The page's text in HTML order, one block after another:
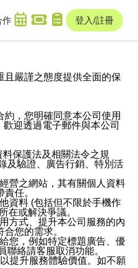
作 登入/註冊
且嚴謹之態度提供全面的保
，您明確同意本公司使用
迎透過電子郵件與本公司
保護法及相關法令之規
及驗證、廣告行銷、特別活
營之網站，其有關個人資料
任。
資料 (包括但不限於手機作
在或解決爭議。
方式、提升本公司服務的內
您的需求。
您，例如特定標題廣告、優
絡請客服取消功能。
提升服務體驗價值。如不願